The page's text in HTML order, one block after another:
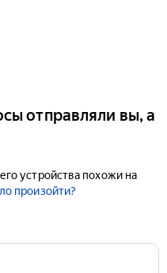
отправляли вы, а
устройства похожи на
произойти?